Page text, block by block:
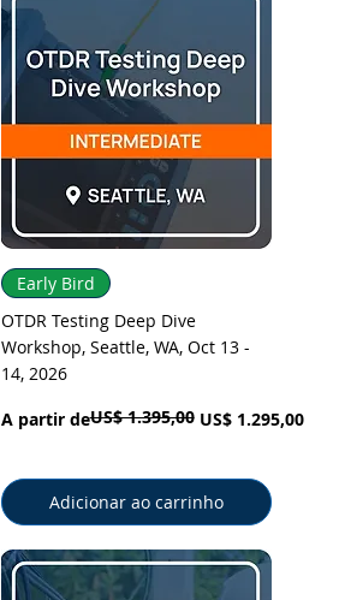
Visualização rápida
Early Bird
OTDR Testing Deep Dive
Workshop, Seattle, WA, Oct 13 -
14, 2026
A partir de
Preço normalUS$ 1.395,00 US$ 1.295,00
Preço promocional
Adicionar ao carrinho